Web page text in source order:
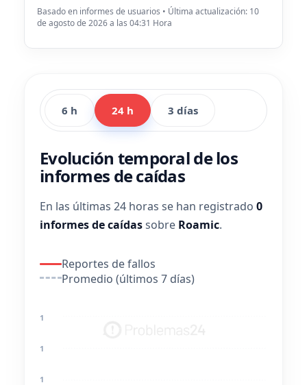
Basado en informes de usuarios • Última actualización: 10
de agosto de 2026 a las 04:31 Hora
6 h 24 h 3 días
Evolución temporal de los
informes de caídas
En las últimas 24 horas se han registrado 0
informes de caídassobre Roamic.
Reportes de fallos
Promedio (últimos 7 días)
1
1
1